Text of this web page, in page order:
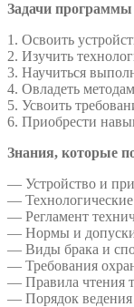
Задачи программы
1. Освоить
2. Изучить
3. Научиться
4. Овладеть
5. Усвоить
6. Приобрести
Знания, которые
— Устройство и
— Технологические
— Регламент
— Нормы и допуски
— Виды брака и
— Требования
— Правила чтения
— Порядок ведения